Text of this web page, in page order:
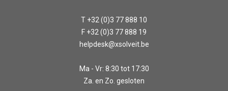
T +32 (0)3 77 888 10
F +32 (0)3 77 888 19
helpdesk@xsolveit.be
Ma - Vr: 8:30 tot 17:30
Za. en Zo. gesloten